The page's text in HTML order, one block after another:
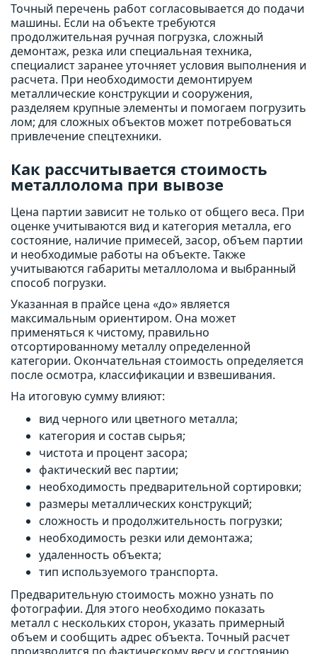
Точный перечень работ согласовывается до подачи
машины. Если на объекте требуются
продолжительная ручная погрузка, сложный
демонтаж, резка или специальная техника,
специалист заранее уточняет условия выполнения и
расчета. При необходимости демонтируем
металлические конструкции и сооружения,
разделяем крупные элементы и помогаем погрузить
лом; для сложных объектов может потребоваться
привлечение спецтехники.
Как рассчитывается стоимость
металлолома при вывозе
Цена партии зависит не только от общего веса. При
оценке учитываются вид и категория металла, его
состояние, наличие примесей, засор, объем партии
и необходимые работы на объекте. Также
учитываются габариты металлолома и выбранный
способ погрузки.
Указанная в прайсе цена «до» является
максимальным ориентиром. Она может
применяться к чистому, правильно
отсортированному металлу определенной
категории. Окончательная стоимость определяется
после осмотра, классификации и взвешивания.
На итоговую сумму влияют:
вид черного или цветного металла;
категория и состав сырья;
чистота и процент засора;
фактический вес партии;
необходимость предварительной сортировки;
размеры металлических конструкций;
сложность и продолжительность погрузки;
необходимость резки или демонтажа;
удаленность объекта;
тип используемого транспорта.
Предварительную стоимость можно узнать по
фотографии. Для этого необходимо показать
металл с нескольких сторон, указать примерный
объем и сообщить адрес объекта. Точный расчет